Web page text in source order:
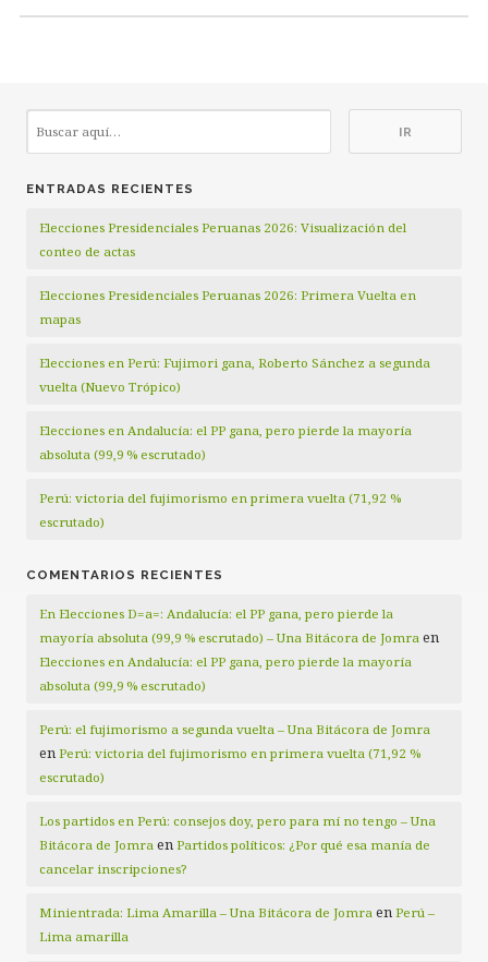
ENTRADAS RECIENTES
Elecciones Presidenciales Peruanas 2026: Visualización del
conteo de actas
Elecciones Presidenciales Peruanas 2026: Primera Vuelta en
mapas
Elecciones en Perú: Fujimori gana, Roberto Sánchez a segunda
vuelta (Nuevo Trópico)
Elecciones en Andalucía: el PP gana, pero pierde la mayoría
absoluta (99,9 % escrutado)
Perú: victoria del fujimorismo en primera vuelta (71,92 %
escrutado)
COMENTARIOS RECIENTES
En Elecciones D=a=: Andalucía: el PP gana, pero pierde la
mayoría absoluta (99,9 % escrutado) – Una Bitácora de Jomra en
Elecciones en Andalucía: el PP gana, pero pierde la mayoría
absoluta (99,9 % escrutado)
Perú: el fujimorismo a segunda vuelta – Una Bitácora de Jomra
en Perú: victoria del fujimorismo en primera vuelta (71,92 %
escrutado)
Los partidos en Perú: consejos doy, pero para mí no tengo – Una
Bitácora de Jomra en Partidos políticos: ¿Por qué esa manía de
cancelar inscripciones?
Minientrada: Lima Amarilla – Una Bitácora de Jomra en Perú –
Lima amarilla